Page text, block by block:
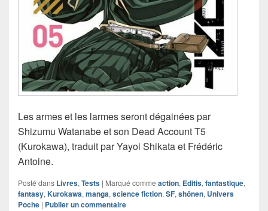
Les armes et les larmes seront dégainées par
Shizumu Watanabe et son Dead Account T5
(Kurokawa), traduit par Yayoi Shikata et Frédéric
Antoine.
Posté dans Livres, Tests | Marqué comme action, Editis, fantastique,
fantasy, Kurokawa, manga, science fiction, SF, shônen, Univers
Poche | Publier un commentaire